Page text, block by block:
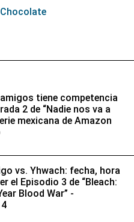
Chocolate
tiene competencia
2 de “Nadie nos va a
mexicana de Amazon
vs. Yhwach: fecha, hora
el Episodio 3 de “Bleach:
Blood War” -